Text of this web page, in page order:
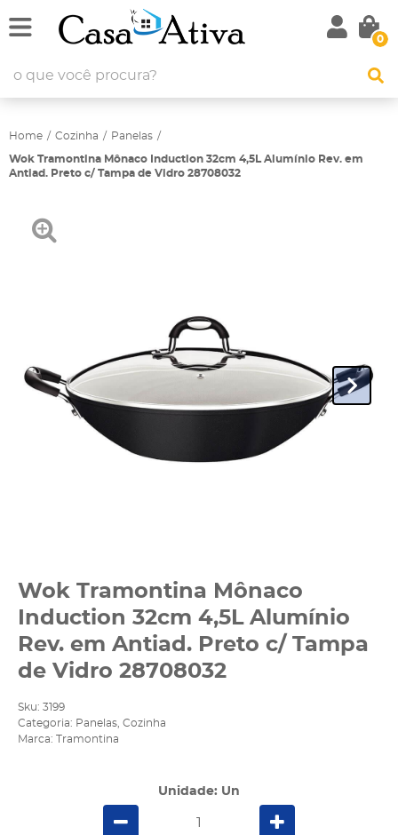
0
Home Cozinha Panelas
Wok Tramontina Mônaco Induction 32cm 4,5L Alumínio Rev. em
Antiad. Preto c/ Tampa de Vidro 28708032
Wok Tramontina Mônaco
Induction 32cm 4,5L Alumínio
Rev. em Antiad. Preto c/ Tampa
de Vidro 28708032
Sku: 3199
Categoria: Panelas Cozinha
Marca:
Tramontina
Unidade: Un